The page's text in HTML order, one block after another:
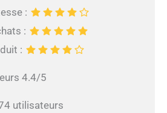
:
:
:
4.4/5
utilisateurs